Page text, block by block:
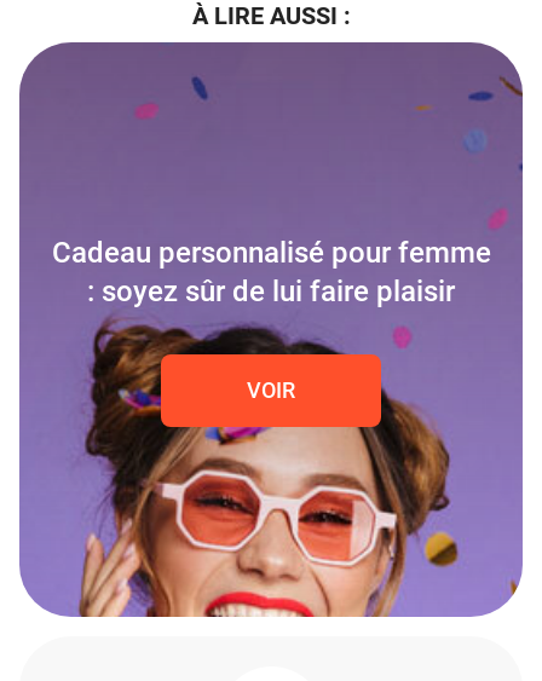
À LIRE AUSSI :
Cadeau personnalisé pour femme
: soyez sûr de lui faire plaisir
VOIR